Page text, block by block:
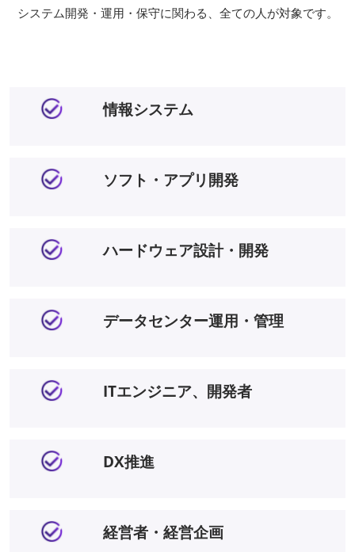
システム開発・運用・保守に関わる、全ての人が対象です。
情報システム
ソフト・アプリ開発
ハードウェア設計・開発
データセンター運用・管理
ITエンジニア、開発者
DX推進
経営者・経営企画